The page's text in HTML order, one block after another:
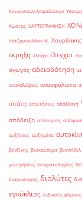
Κοινωνικών Ασφαλίσεων
Κώστας ΧΑΡΤΟΓΡΑΦΗΣΗ
Χατζηνικολάου Ν.
έκρηξη έλεγχο έλεγχοι
αγωγός αδειοδότηση
ανακαλύψεις ανασφάλιστα
απάτη απαιτήσεις απαλλαγή
απόδειξη απόσυρση
αυξήσεις αυξημένα
βενζίνης βιοκαύσιμα βιοντίζελ
γεωτρήσεις δειγματοληψίες
διαγωνισμός διαλύτες
εγκύκλιος ειδικούς